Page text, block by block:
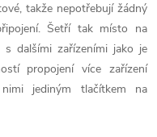
takže nepotřebují žádný
Šetří tak místo na
dalšími zařízeními jako je
propojení více zařízení
jediným tlačítkem na